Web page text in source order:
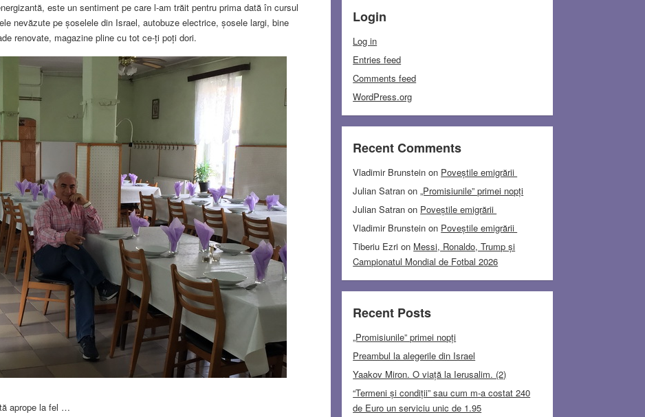
este un sentiment pe care l-am trăit pentru prima dată în cursul
nevăzute pe șoselele din Israel, autobuze electrice, șosele largi, bine
renovate, magazine pline cu tot ce-ți poți dori.
aprope la fel …
Login
Log in
Entries feed
Comments feed
WordPress.org
Recent Comments
Vladimir Brunstein on Poveștile emigrării
Julian Satran on„Promisiunile” primei nopți
Julian Satran on Poveștile emigrării
Vladimir Brunstein on Poveștile emigrării
Tiberiu Ezri on Messi, Ronaldo, Trump și
Campionatul Mondial de Fotbal 2026
Recent Posts
„Promisiunile” primei nopți
Preambul la alegerile din Israel
Yaakov Miron. O viață la Ierusalim. (2)
“Termeni și condiții” sau cum m-a costat 240
de Euro un serviciu unic de 1.95